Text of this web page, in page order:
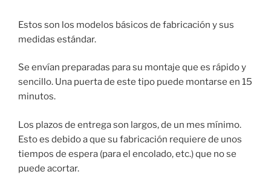
Estos son los modelos básicos de fabricación y sus
medidas estándar.
Se envían preparadas para su montaje que es rápido y
sencillo. Una puerta de este tipo puede montarse en 15
minutos.
Los plazos de entrega son largos, de un mes mínimo.
Esto es debido a que su fabricación requiere de unos
tiempos de espera (para el encolado, etc.) que no se
puede acortar.